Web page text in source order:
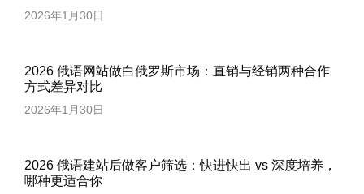
2026年1月30日
2026 俄语网站做白俄罗斯市场：直销与经销两种合作
方式差异对比
2026年1月30日
2026 俄语建站后做客户筛选：快进快出 vs 深度培养，
哪种更适合你